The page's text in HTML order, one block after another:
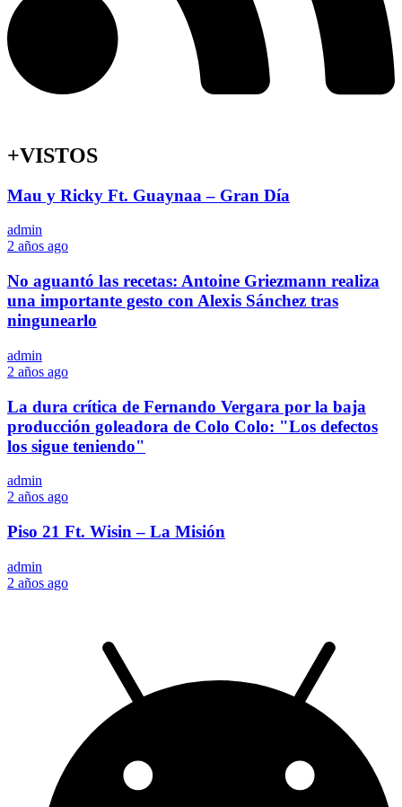
+VISTOS
Mau y Ricky Ft. Guaynaa – Gran Día
admin
2 años ago
No aguantó las recetas: Antoine Griezmann realiza
una importante gesto con Alexis Sánchez tras
ningunearlo
admin
2 años ago
La dura crítica de Fernando Vergara por la baja
producción goleadora de Colo Colo: "Los defectos
los sigue teniendo"
admin
2 años ago
Piso 21 Ft. Wisin – La Misión
admin
2 años ago